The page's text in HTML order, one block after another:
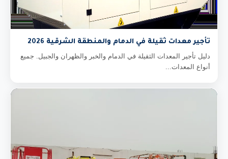
تأجير معدات ثقيلة في الدمام والمنطقة الشرقية 2026
دليل تأجير المعدات الثقيلة في الدمام والخبر والظهران والجبيل. جميع
أنواع المعدات...